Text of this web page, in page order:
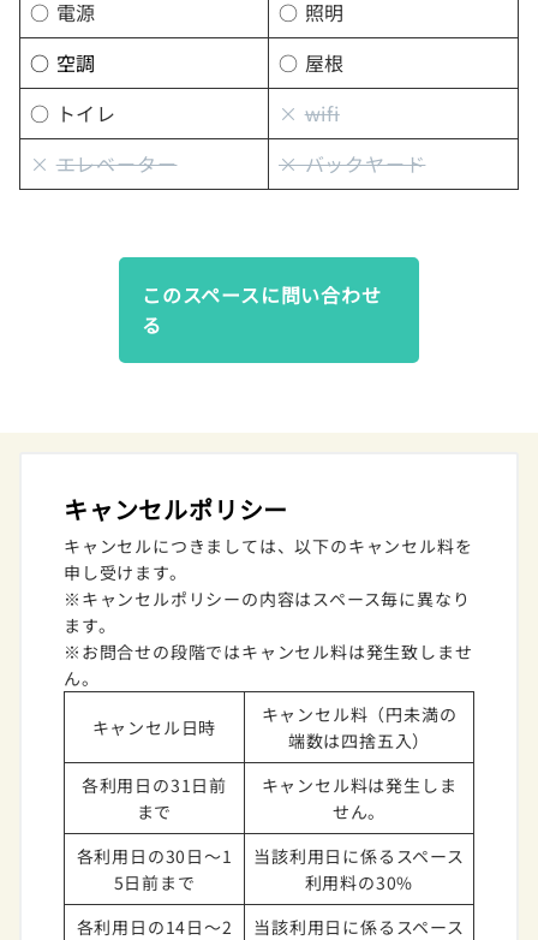
○ 電源
○ 照明
○ 空調
○ 屋根
○ トイレ
×wifi
× エレベーター × バックヤード
このスペースに問い合わせ
る
キャンセルポリシー
キャンセルにつきましては、以下のキャンセル料を
申し受けます。
※キャンセルポリシーの内容はスペース毎に異なり
ます。
※お問合せの段階ではキャンセル料は発生致しませ
ん。
キャンセル日時
キャンセル料（円未満の
端数は四捨五入）
各利用日の31日前
まで
キャンセル料は発生しま
せん。
各利用日の30日～1
5日前まで
当該利用日に係るスペース
利用料の30%
各利用日の14日～2
当該利用日に係るスペース